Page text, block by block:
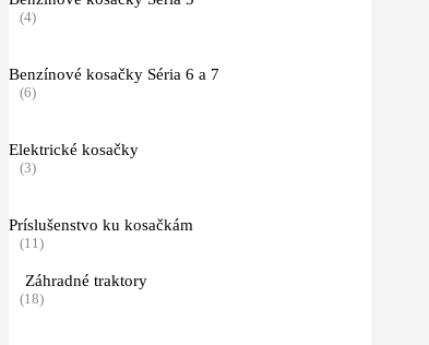
(4)
Benzínové kosačky Séria 6 a 7
(6)
Elektrické kosačky
(3)
Príslušenstvo ku kosačkám
(11)
Záhradné traktory
(18)